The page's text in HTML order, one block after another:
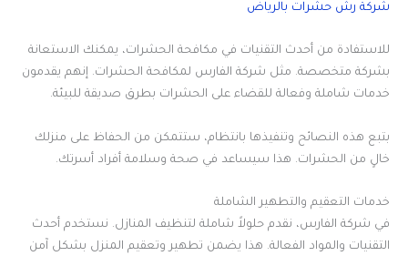
شركة رش حشرات بالرياض
للاستفادة من أحدث التقنيات في مكافحة الحشرات، يمكنك الاستعانة
بشركة متخصصة. مثل شركة الفارس لمكافحة الحشرات. إنهم يقدمون
خدمات شاملة وفعالة للقضاء على الحشرات بطرق صديقة للبيئة.
بتبع هذه النصائح وتنفيذها بانتظام، ستتمكن من الحفاظ على منزلك
خالٍ من الحشرات. هذا سيساعد في صحة وسلامة أفراد أسرتك.
خدمات التعقيم والتطهير الشاملة
في شركة الفارس، نقدم حلولاً شاملة لتنظيف المنازل. نستخدم أحدث
التقنيات والمواد الفعالة. هذا يضمن تطهير وتعقيم المنزل بشكل آمن